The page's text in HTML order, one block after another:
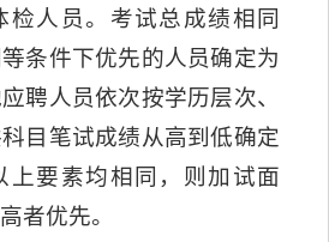
检人员。考试总成绩相同
条件下优先的人员确定为
聘人员依次按学历层次、
目笔试成绩从高到低确定
上要素均相同，则加试面
者优先。